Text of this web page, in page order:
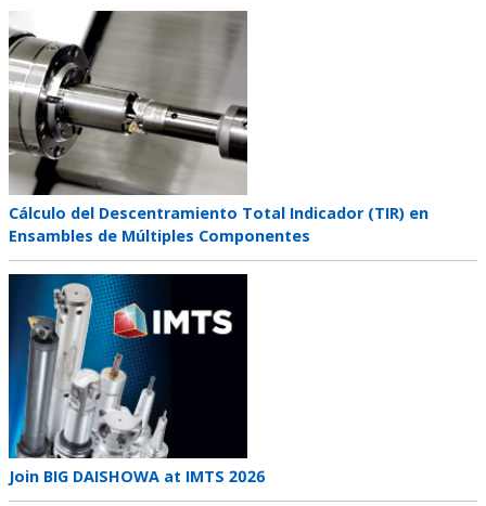
Teaser
image
Teaser
title
Cálculo del Descentramiento Total Indicador (TIR) en
Ensambles de Múltiples Componentes
Teaser
image
Teaser
title
Join BIG DAISHOWA at IMTS 2026